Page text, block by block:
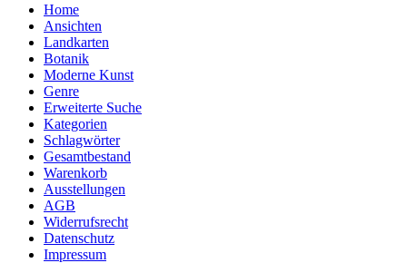
Home
Ansichten
Landkarten
Botanik
Moderne Kunst
Genre
Erweiterte Suche
Kategorien
Schlagwörter
Gesamtbestand
Warenkorb
Ausstellungen
AGB
Widerrufsrecht
Datenschutz
Impressum